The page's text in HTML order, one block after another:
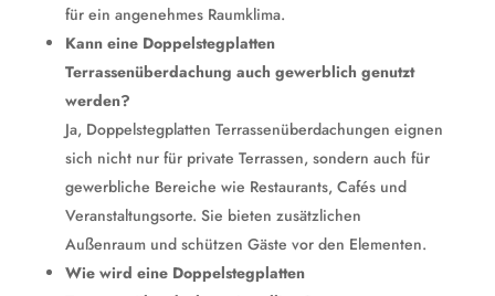
für ein angenehmes Raumklima.
Kann eine Doppelstegplatten
Terrassenüberdachung auch gewerblich genutzt
werden?
Ja, Doppelstegplatten Terrassenüberdachungen eignen
sich nicht nur für private Terrassen, sondern auch für
gewerbliche Bereiche wie Restaurants, Cafés und
Veranstaltungsorte. Sie bieten zusätzlichen
Außenraum und schützen Gäste vor den Elementen.
Wie wird eine Doppelstegplatten